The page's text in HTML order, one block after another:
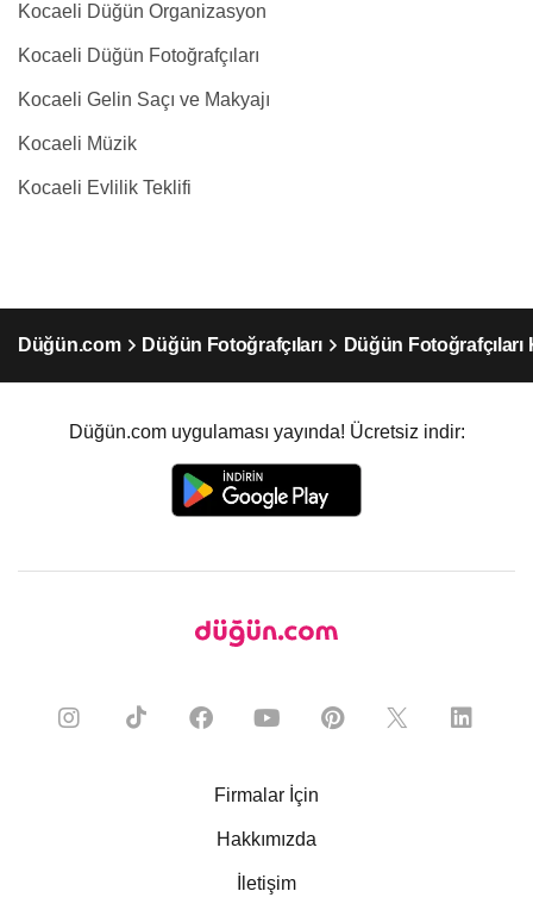
Kocaeli Düğün Organizasyon
Kocaeli Düğün Fotoğrafçıları
Kocaeli Gelin Saçı ve Makyajı
Kocaeli Müzik
Kocaeli Evlilik Teklifi
Düğün.com Düğün Fotoğrafçıları Düğün Fotoğrafçıları
Düğün.com uygulaması yayında! Ücretsiz indir:
Firmalar İçin
Hakkımızda
İletişim